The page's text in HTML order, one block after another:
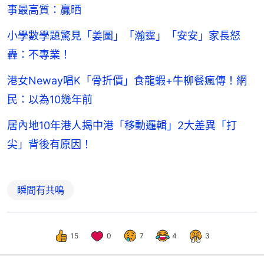
事最高質：贏晒
小學數學題驚見「姜圖」「瀚霆」「安安」家長怒
轟：不專業！
港女Neway唱K「骨折價」食龍蝦+牛柳餐瘋傳！網
民：以為10幾年前
居內地10年港人揭中港「移動邏輯」2大差異「打
尖」背後有原因！
瞬間有共鳴
15 0 7 4 3